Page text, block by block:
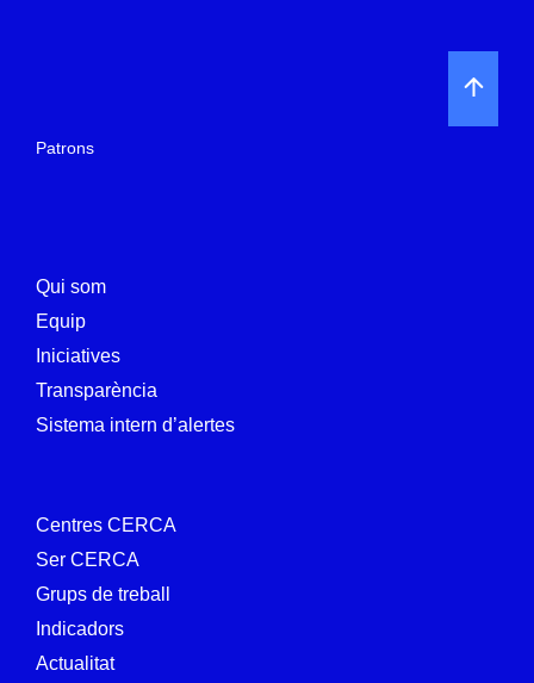
Patrons
Qui som
Equip
Iniciatives
Transparència
Sistema intern d’alertes
Centres CERCA
Ser CERCA
Grups de treball
Indicadors
Actualitat